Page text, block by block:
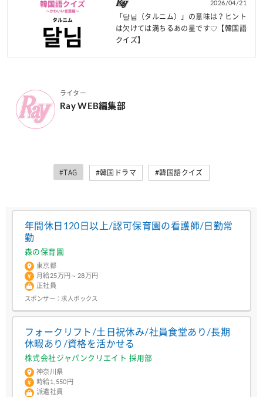
2026/04/21
「달님（タルニム）」の意味は？ヒント
は欠けては満ちるあの星です♡【韓国語
クイズ】
ライター
Ray WEB編集部
#TAG #韓国ドラマ #韓国語クイズ
年間休日120日以上/認可保育園の看護師/日勤常
勤
森の保育園
東京都
月給25万円～28万円
正社員
スポンサー：求人ボックス
フォークリフト/土日祝休み/社員食堂あり/長期
休暇あり/資格を活かせる
株式会社ジャパンクリエイト 採用部
神奈川県
時給1,550円
派遣社員